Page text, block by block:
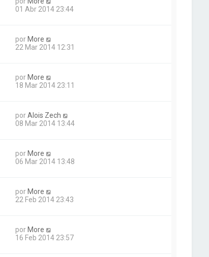
01 Abr 2014 23:44
por More
22 Mar 2014 12:31
por More
18 Mar 2014 23:11
porAlois Zech
08 Mar 2014 13:44
por More
06 Mar 2014 13:48
por More
22 Feb 2014 23:43
por More
16 Feb 2014 23:57